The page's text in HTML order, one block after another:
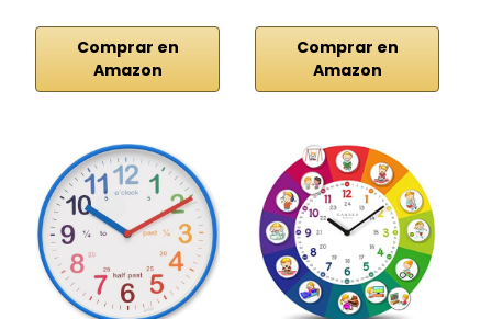
Comprar en
Amazon
Comprar en
Amazon